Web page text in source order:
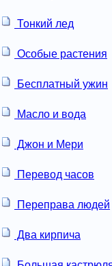
Тонкий лед
Особые растения
Бесплатный ужин
Масло и вода
Джон и Мери
Перевод часов
Переправа людей
Два кирпича